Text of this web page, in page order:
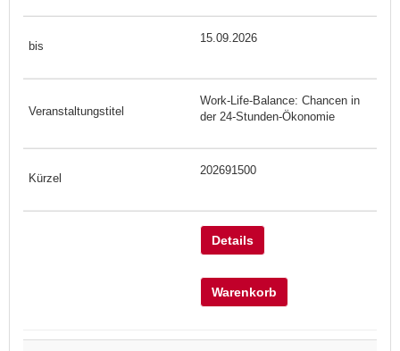
15.09.2026
Work-Life-Balance: Chancen in
der 24-Stunden-Ökonomie
202691500
Details
Warenkorb